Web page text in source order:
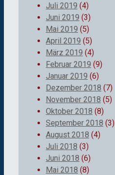
Juli 2019 (4)
Juni 2019 (3)
Mai 2019 (5)
April 2019 (5)
März 2019 (4)
Februar 2019 (9)
Januar 2019 (6)
Dezember 2018 (7)
November 2018 (5)
Oktober 2018 (8)
September 2018 (3)
August 2018 (4)
Juli 2018 (3)
Juni 2018 (6)
Mai 2018 (8)